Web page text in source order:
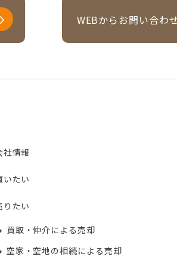
WEBからお問い合わ
社情報
いたい
りたい
買取・仲介による売却
空家・空地の相続による売却